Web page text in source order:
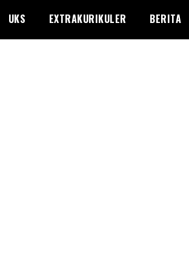
UKS EXTRAKURIKULER BERITA